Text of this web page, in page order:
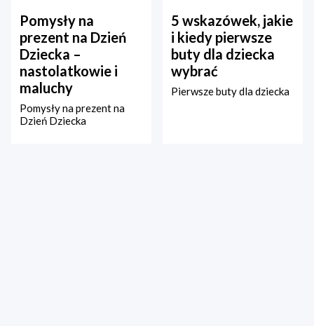
Pomysły na
prezent na Dzień
Dziecka –
nastolatkowie i
maluchy
Pomysły na prezent na
Dzień Dziecka
5 wskazówek, jakie
i kiedy pierwsze
buty dla dziecka
wybrać
Pierwsze buty dla dziecka